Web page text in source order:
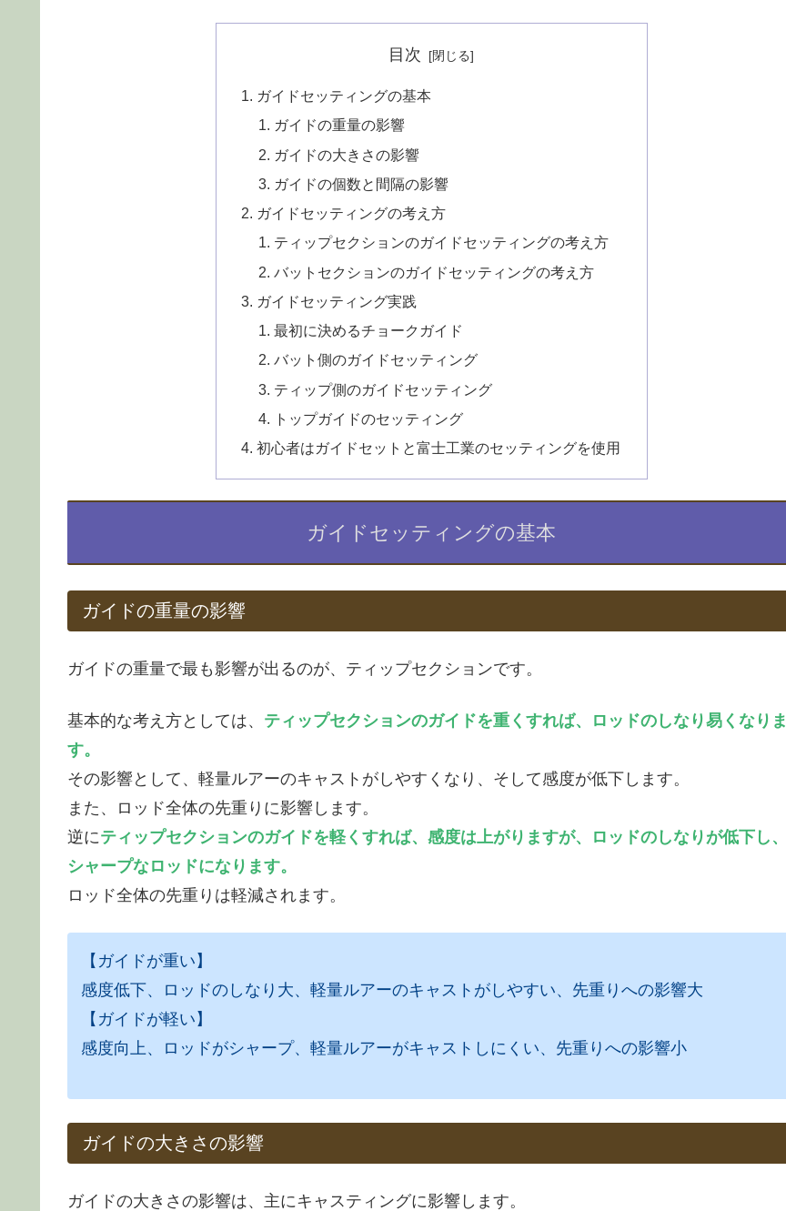
目次
ガイドセッティングの基本
ガイドの重量の影響
ガイドの大きさの影響
ガイドの個数と間隔の影響
ガイドセッティングの考え方
ティップセクションのガイドセッティングの考え方
バットセクションのガイドセッティングの考え方
ガイドセッティング実践
最初に決めるチョークガイド
バット側のガイドセッティング
ティップ側のガイドセッティング
トップガイドのセッティング
初心者はガイドセットと富士工業のセッティングを使用
ガイドセッティングの基本
ガイドの重量の影響
ガイドの重量で最も影響が出るのが、ティップセクションです。
基本的な考え方としては、 ティップセクションのガイドを重くすれば、ロッドのしなり易くなりま
す。
その影響として、軽量ルアーのキャストがしやすくなり、そして感度が低下します。
また、ロッド全体の先重りに影響します。
逆にティップセクションのガイドを軽くすれば、感度は上がりますが、ロッドのしなりが低下し、
シャープなロッドになります。
ロッド全体の先重りは軽減されます。
【ガイドが重い】
感度低下、ロッドのしなり大、軽量ルアーのキャストがしやすい、先重りへの影響大
【ガイドが軽い】
感度向上、ロッドがシャープ、軽量ルアーがキャストしにくい、先重りへの影響小
ガイドの大きさの影響
ガイドの大きさの影響は、主にキャスティングに影響します。